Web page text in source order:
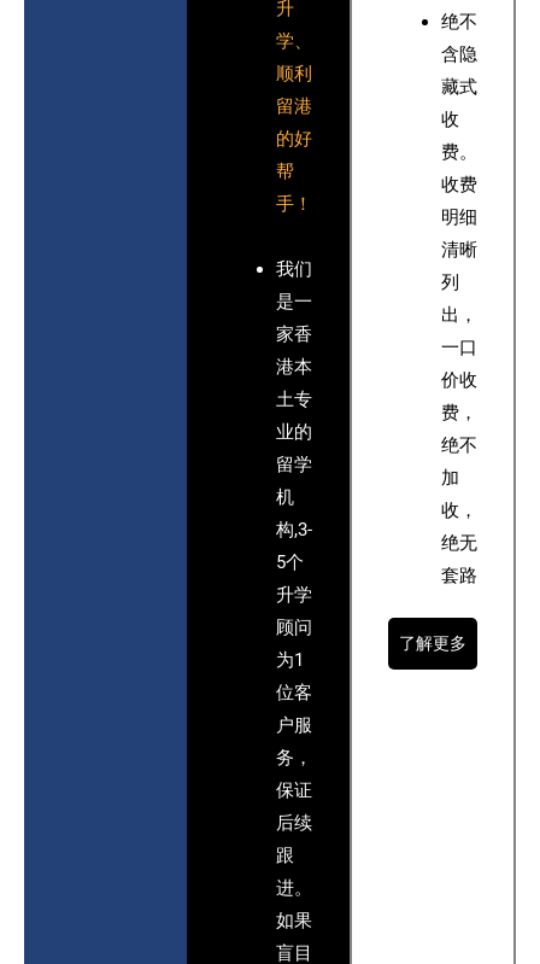
升
学、
顺利
留港
的好
帮
手！
我们
是一
家香
港本
土专
业的
留学
机
构,3-
5个
升学
顾问
为1
位客
户服
务，
保证
后续
跟
进。
如果
盲目
绝不
含隐
藏式
收
费。
收费
明细
清晰
列
出，
一口
价收
费，
绝不
加
收，
绝无
套路
了解更多